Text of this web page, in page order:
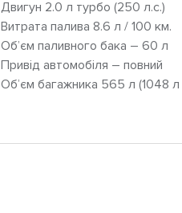
Двигун 2.0 л турбо (250 л.с.)
Витрата палива 8.6 л / 100 км.
Об’єм паливного бака – 60 л
Привід автомобіля – повний
Об’єм багажника 565 л (1048 л